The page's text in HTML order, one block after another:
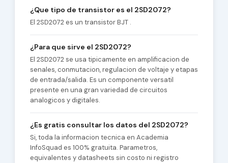
¿Que tipo de transistor es el 2SD2072?
El 2SD2072 es un transistor BJT .
¿Para que sirve el 2SD2072?
El 2SD2072 se usa tipicamente en amplificacion de
senales, conmutacion, regulacion de voltaje y etapas
de entrada/salida. Es un componente versatil
presente en una gran variedad de circuitos
analogicos y digitales.
¿Es gratis consultar los datos del 2SD2072?
Si, toda la informacion tecnica en Academia
InfoSquad es 100% gratuita. Parametros,
equivalentes y datasheets sin costo ni registro